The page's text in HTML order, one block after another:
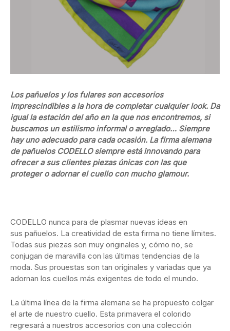
Los pañuelos y los fulares son accesorios
imprescindibles a la hora de completar cualquier look. Da
igual la estación del año en la que nos encontremos, si
buscamos un estilismo informal o arreglado… Siempre
hay uno adecuado para cada ocasión. La firma alemana
de pañuelos CODELLO siempre está innovando para
ofrecer a sus clientes piezas únicas con las que
proteger o adornar el cuello con mucho glamour.
CODELLO nunca para de plasmar nuevas ideas en
sus pañuelos. La creatividad de esta firma no tiene límites.
Todas sus piezas son muy originales y, cómo no, se
conjugan de maravilla con las últimas tendencias de la
moda. Sus prouestas son tan originales y variadas que ya
adornan los cuellos más exigentes de todo el mundo.
La última línea de la firma alemana se ha propuesto colgar
el arte de nuestro cuello. Esta primavera el colorido
regresará a nuestros accesorios con una colección